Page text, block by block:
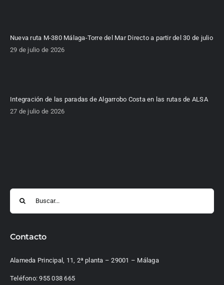
Nueva ruta M-380 Málaga-Torre del Mar Directo a partir del 30 de julio
29 de julio de 2026
Integración de las paradas de Algarrobo Costa en las rutas de ALSA
27 de julio de 2026
Contacto
Alameda Principal, 11, 2ª planta – 29001 – Málaga
Teléfono:955 038 665